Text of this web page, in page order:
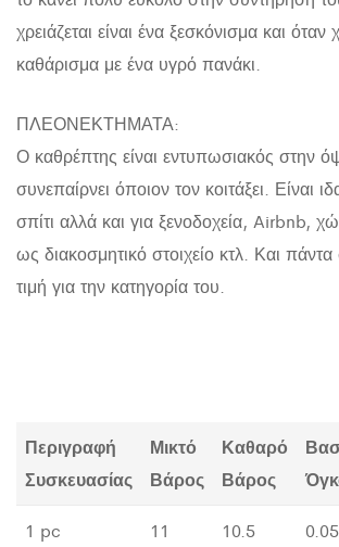
χρειάζεται είναι ένα ξεσκόνισμα και όταν
καθάρισμα με ένα υγρό πανάκι.
ΠΛΕΟΝΕΚΤΗΜΑΤΑ:
Ο καθρέπτης είναι εντυπωσιακός στην
συνεπαίρνει όποιον τον κοιτάξει. Είναι
σπίτι αλλά και για ξενοδοχεία, Airbnb,
ως διακοσμητικό στοιχείο κτλ. Και
τιμή για την κατηγορία του.
Περιγραφή
Συσκευασίας
Μικτό
Βάρος
Καθαρό
Βάρος
1 pc 11 10.5